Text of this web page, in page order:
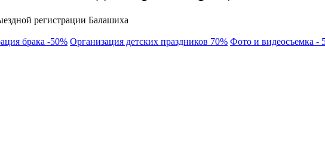
регистрации Балашиха
брака -50% Организация детских праздников 70% Фото и видеосъемка -